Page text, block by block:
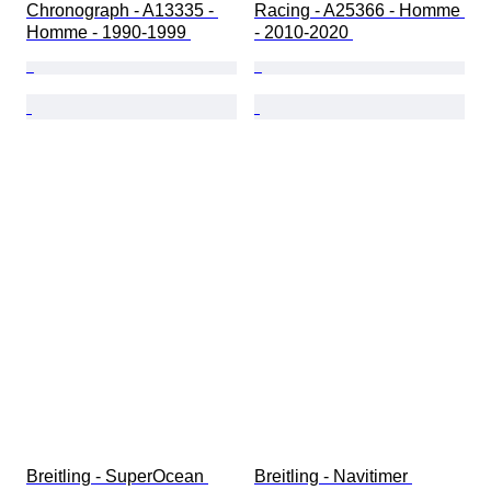
Chronograph - A13335 -
Homme - 1990-1999
Racing - A25366 - Homme
- 2010-2020
Breitling - SuperOcean
Breitling - Navitimer